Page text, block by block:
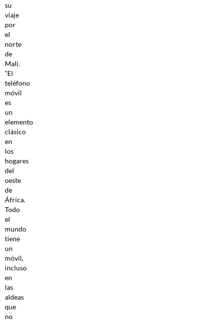
su
viaje
por
el
norte
de
Mali.
“El
teléfono
móvil
es
un
elemento
clásico
en
los
hogares
del
oeste
de
África.
Todo
el
mundo
tiene
un
móvil,
incluso
en
las
aldeas
que
no